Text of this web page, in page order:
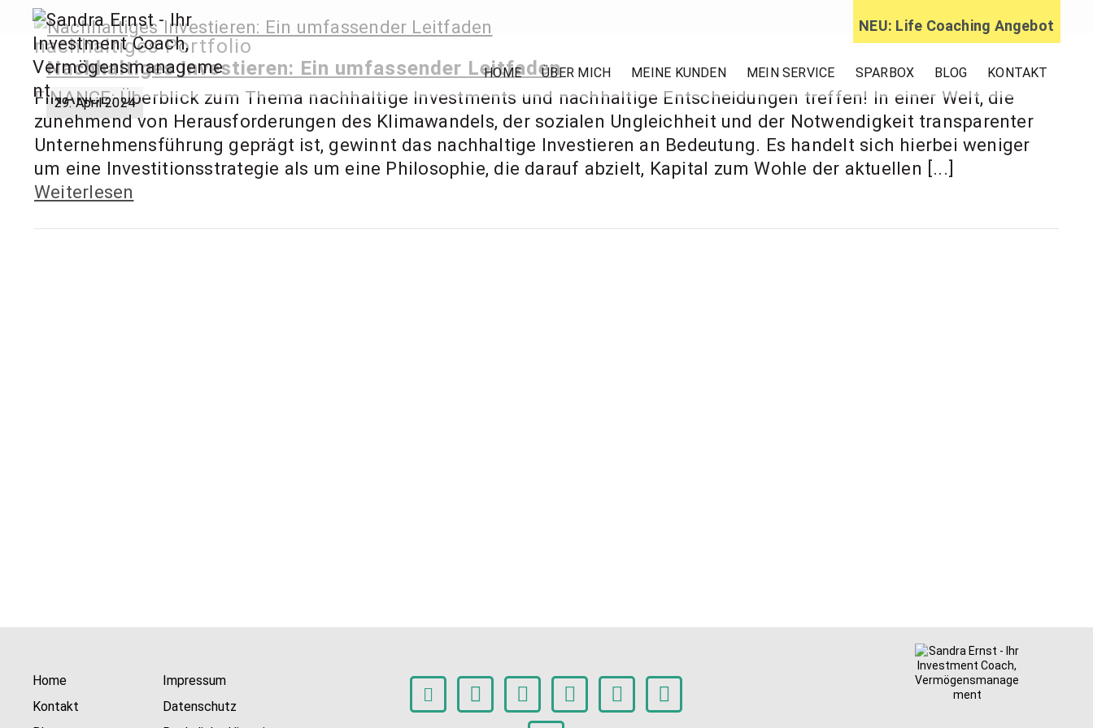
Zum
Inhalt
springen
NEU: Life Coaching Angebot
Sandra Ernst – Finanzberatung,
Investment Coach, Anlageberatung
HOME ÜBER MICH MEINE KUNDEN MEIN SERVICE SPARBOX BLOG KONTAKT
nachhaltiges Portfolio
Nachhaltiges Investieren: Ein umfassender Leitfaden
29. April 2024
FINANCE: Überblick zum Thema nachhaltige Investments und nachhaltige Entscheidungen treffen! In einer Welt, die
zunehmend von Herausforderungen des Klimawandels, der sozialen Ungleichheit und der Notwendigkeit transparenter
Unternehmensführung geprägt ist, gewinnt das nachhaltige Investieren an Bedeutung. Es handelt sich hierbei weniger
um eine Investitionsstrategie als um eine Philosophie, die darauf abzielt, Kapital zum Wohle der aktuellen [...]
Weiterlesen
Home
Kontakt
Impressum
Datenschutz